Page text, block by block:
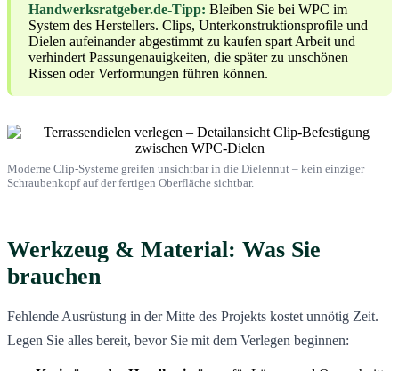
Handwerksratgeber.de-Tipp: Bleiben Sie bei WPC im
System des Herstellers. Clips, Unterkonstruktionsprofile und
Dielen aufeinander abgestimmt zu kaufen spart Arbeit und
verhindert Passungenauigkeiten, die später zu unschönen
Rissen oder Verformungen führen können.
Moderne Clip-Systeme greifen unsichtbar in die Dielennut – kein einziger
Schraubenkopf auf der fertigen Oberfläche sichtbar.
Werkzeug & Material: Was Sie
brauchen
Fehlende Ausrüstung in der Mitte des Projekts kostet unnötig Zeit.
Legen Sie alles bereit, bevor Sie mit dem Verlegen beginnen: